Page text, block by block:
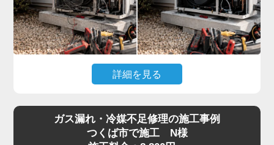
化、ホース接続部のパッキン硬化、排水経路のトラ
ップ部詰まりなど原因は複数あり、表面だけの対処
では再発することがあります。
水漏れを放置すると、壁紙のシミ・床材の腐食・階
下への漏水被害につながり、修繕費が高額になる可
全体を内視鏡で点検し、ドレンパンの状態確認・ホ
ースおよびパッキン交換・本体取り付け状態の調整
詳細を見る
振動・騒音が大きいといった症状は、ファンモータ
ーの劣化やファン羽根の歪み、コンプレッサーの異
ガス漏れ・冷媒不足修理の施工事例
つくば市で施工 N様